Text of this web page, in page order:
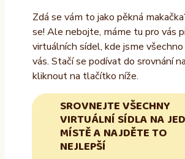
Zdá se vám to jako pěkná
se! Ale nebojte, máme tu pro vás
virtuálních sídel, kde jsme
vás. Stačí se podívat do srovnání
kliknout na tlačítko níže.
SROVNEJTE VŠECHNY
VIRTUÁLNÍ SÍDLA NA
MÍSTĚ A NAJDĚTE TO
NEJLEPŠÍ